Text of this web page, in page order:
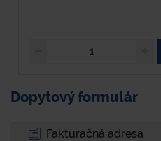
Dopytový formulár
Fakturačná adresa